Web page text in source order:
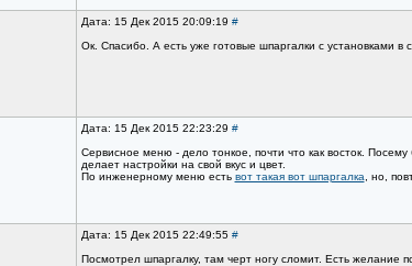
Дата: 15 Дек 2015 20:09:19 #
Ок. Спасибо. А есть уже готовые шпаргалки с установками в
Дата: 15 Дек 2015 22:23:29 #
Сервисное меню - дело тонкое, почти что как восток.
делает настройки на свой вкус и цвет.
По инженерному меню есть вот такая вот шпаргалка , но,
Дата: 15 Дек 2015 22:49:55 #
Посмотрел шпаргалку, там черт ногу сломит. Есть желание